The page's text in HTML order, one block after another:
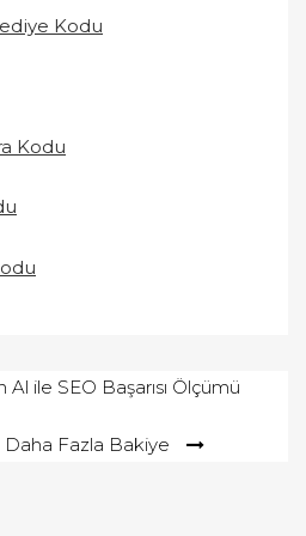
Kodu
Kodu
ile SEO Başarısı Ölçümü
Daha Fazla Bakiye